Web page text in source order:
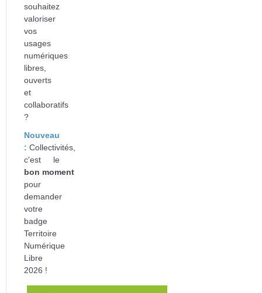
souhaitez
valoriser
vos
usages
numériques
libres,
ouverts
et
collaboratifs
?
Nouveau
: Collectivités,
c'est le
bon moment
pour
demander
votre
badge
Territoire
Numérique
Libre
2026 !